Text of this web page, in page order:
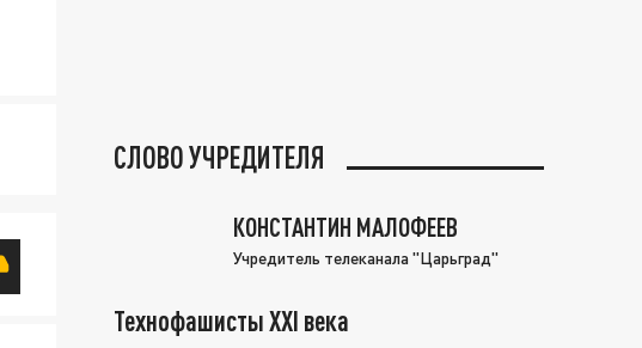
СЛОВО УЧРЕДИТЕЛЯ
КОНСТАНТИН МАЛОФЕЕВ
Учредитель телеканала "Царьград"
Технофашисты XXI века